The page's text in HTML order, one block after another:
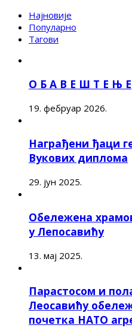
Најновије
Популарно
Тагови
О Б А В Е Ш Т Е Њ Е
19. фебруар 2026.
Награђени ђаци
Вукових диплома
29. јун 2025.
Обележена
у Лепосавићу
13. мај 2025.
Парастосом и
Леосавићу
почетка НАТО